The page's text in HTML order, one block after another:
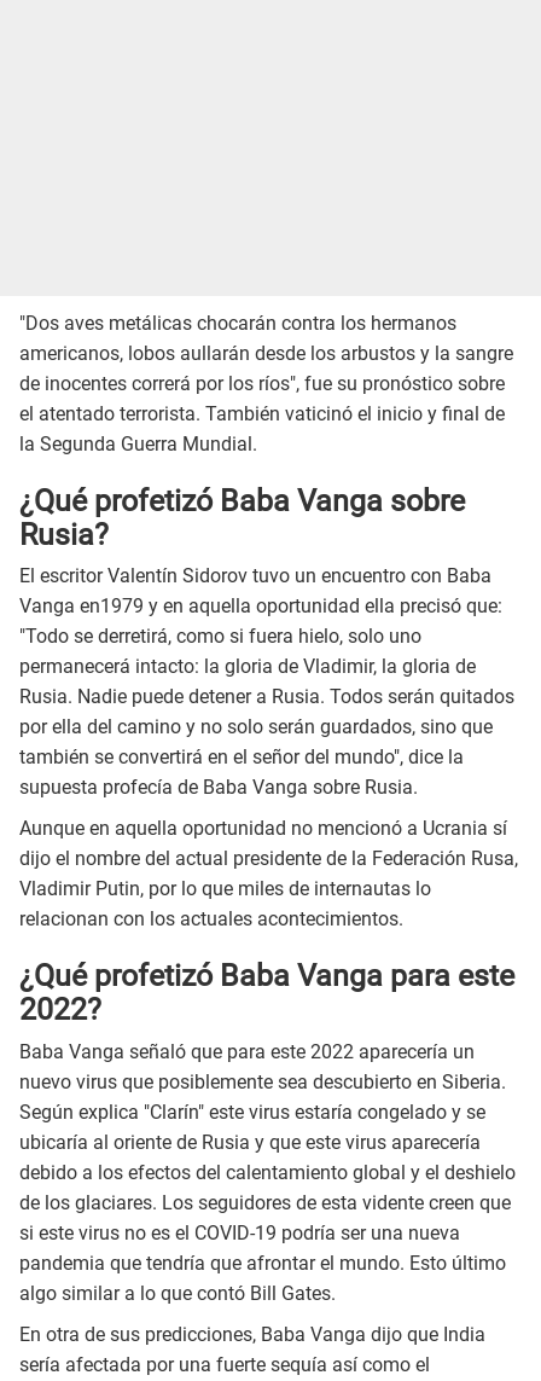
"Dos aves metálicas chocarán contra los hermanos
americanos, lobos aullarán desde los arbustos y la sangre
de inocentes correrá por los ríos", fue su pronóstico sobre
el atentado terrorista. También vaticinó el inicio y final de
la Segunda Guerra Mundial.
¿Qué profetizó Baba Vanga sobre
Rusia?
El escritor Valentín Sidorov tuvo un encuentro con Baba
Vanga en1979 y en aquella oportunidad ella precisó que:
"Todo se derretirá, como si fuera hielo, solo uno
permanecerá intacto: la gloria de Vladimir, la gloria de
Rusia. Nadie puede detener a Rusia. Todos serán quitados
por ella del camino y no solo serán guardados, sino que
también se convertirá en el señor del mundo", dice la
supuesta profecía de Baba Vanga sobre Rusia.
Aunque en aquella oportunidad no mencionó a Ucrania sí
dijo el nombre del actual presidente de la Federación Rusa,
Vladimir Putin, por lo que miles de internautas lo
relacionan con los actuales acontecimientos.
¿Qué profetizó Baba Vanga para este
2022?
Baba Vanga señaló que para este 2022 aparecería un
nuevo virus que posiblemente sea descubierto en Siberia.
Según explica "Clarín" este virus estaría congelado y se
ubicaría al oriente de Rusia y que este virus aparecería
debido a los efectos del calentamiento global y el deshielo
de los glaciares. Los seguidores de esta vidente creen que
si este virus no es el COVID-19 podría ser una nueva
pandemia que tendría que afrontar el mundo. Esto último
algo similar a lo que contó Bill Gates.
En otra de sus predicciones, Baba Vanga dijo que India
sería afectada por una fuerte sequía así como el